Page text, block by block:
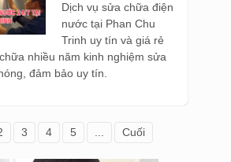
Dịch vụ sửa chữa điện
nước tại Phan Chu
Trinh uy tín và giá rẻ
nhiều năm kinh nghiệm sửa
đảm bảo uy tín.
3 4 5 Cuối